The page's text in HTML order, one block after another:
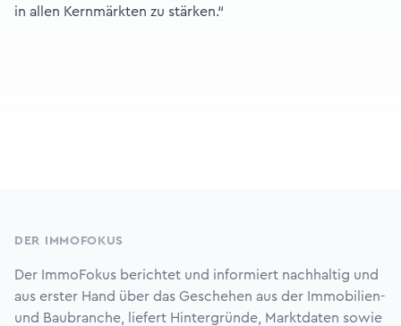
in allen Kernmärkten zu stärken.“
DER IMMOFOKUS
Der ImmoFokus berichtet und informiert nachhaltig und
aus erster Hand über das Geschehen aus der Immobilien-
und Baubranche, liefert Hintergründe, Marktdaten sowie